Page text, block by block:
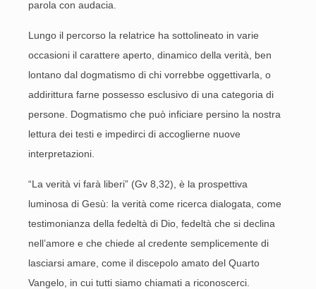
parola con audacia.
Lungo il percorso la relatrice ha sottolineato in varie
occasioni il carattere aperto, dinamico della verità, ben
lontano dal dogmatismo di chi vorrebbe oggettivarla, o
addirittura farne possesso esclusivo di una categoria di
persone. Dogmatismo che può inficiare persino la nostra
lettura dei testi e impedirci di accoglierne nuove
interpretazioni.
“La verità vi farà liberi” (Gv 8,32), è la prospettiva
luminosa di Gesù: la verità come ricerca dialogata, come
testimonianza della fedeltà di Dio, fedeltà che si declina
nell’amore e che chiede al credente semplicemente di
lasciarsi amare, come il discepolo amato del Quarto
Vangelo, in cui tutti siamo chiamati a riconoscerci.